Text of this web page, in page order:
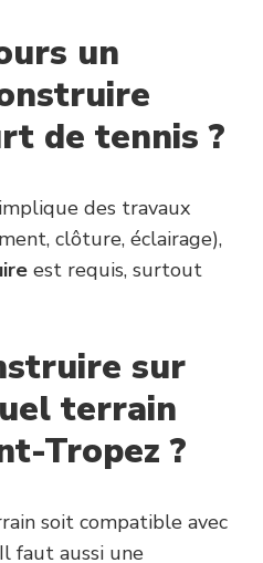
un
de tennis ?
des travaux
clôture, éclairage),
est requis, surtout
sur
terrain
Tropez ?
soit compatible avec
faut aussi une